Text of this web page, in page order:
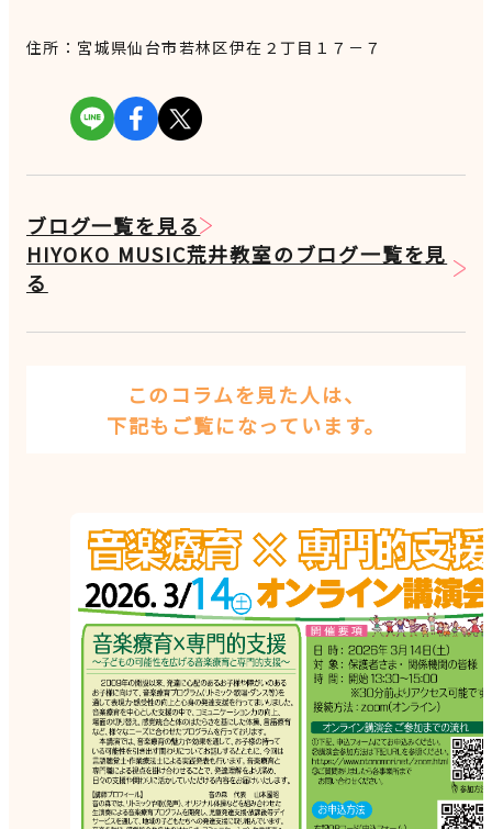
住所：宮城県仙台市若林区伊在２丁目１７－７
ブログ一覧を見る
HIYOKO MUSIC荒井教室のブログ一覧を見
る
このコラムを見た人は、
下記もご覧になっています。